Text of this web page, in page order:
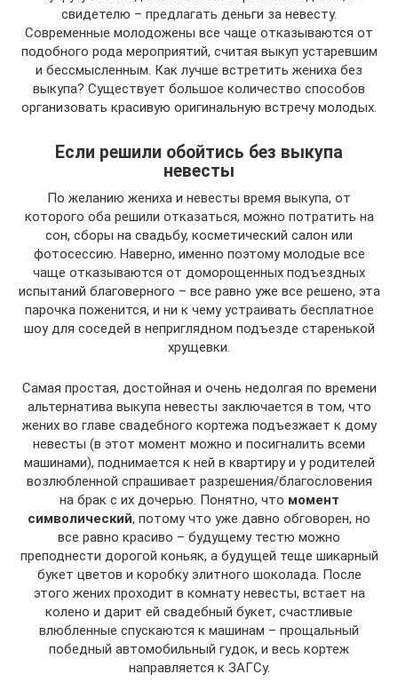
свидетелю – предлагать деньги за невесту.
Современные молодожены все чаще отказываются от
подобного рода мероприятий, считая выкуп устаревшим
и бессмысленным. Как лучше встретить жениха без
выкупа? Существует большое количество способов
организовать красивую оригинальную встречу молодых.
Если решили обойтись без выкупа
невесты
По желанию жениха и невесты время выкупа, от
которого оба решили отказаться, можно потратить на
сон, сборы на свадьбу, косметический салон или
фотосессию. Наверно, именно поэтому молодые все
чаще отказываются от доморощенных подъездных
испытаний благоверного – все равно уже все решено, эта
парочка поженится, и ни к чему устраивать бесплатное
шоу для соседей в неприглядном подъезде старенькой
хрущевки.
Самая простая, достойная и очень недолгая по времени
альтернатива выкупа невесты заключается в том, что
жених во главе свадебного кортежа подъезжает к дому
невесты (в этот момент можно и посигналить всеми
машинами), поднимается к ней в квартиру и у родителей
возлюбленной спрашивает разрешения/благословения
на брак с их дочерью. Понятно, что момент
символический, потому что уже давно обговорен, но
все равно красиво – будущему тестю можно
преподнести дорогой коньяк, а будущей теще шикарный
букет цветов и коробку элитного шоколада. После
этого жених проходит в комнату невесты, встает на
колено и дарит ей свадебный букет, счастливые
влюбленные спускаются к машинам – прощальный
победный автомобильный гудок, и весь кортеж
направляется к ЗАГСу.